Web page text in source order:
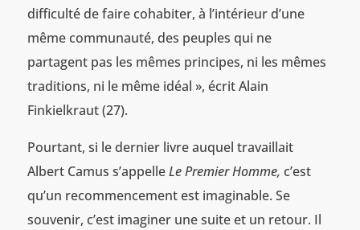
difficulté de faire cohabiter, à l’intérieur d’une
même communauté, des peuples qui ne
partagent pas les mêmes principes, ni les mêmes
traditions, ni le même idéal », écrit Alain
Finkielkraut (27).
Pourtant, si le dernier livre auquel travaillait
Albert Camus s’appelleLe Premier Homme, c’est
qu’un recommencement est imaginable. Se
souvenir, c’est imaginer une suite et un retour. Il